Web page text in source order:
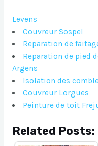
Levens
Couvreur Sospel
Reparation de
Reparation de pied
Argens
Isolation des
Couvreur Lorgues
Peinture de toit
Related Posts: